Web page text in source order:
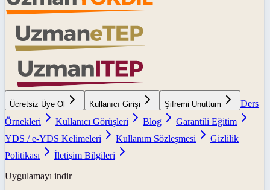
Ücretsiz Üye Ol Kullanıcı Girişi Şifremi Unuttum
Ders
Örnekleri
Kullanıcı Görüşleri Blog
Garantili Eğitim
YDS / e-YDS Kelimeleri
Kullanım Sözleşmesi
Gizlilik
Politikası
İletişim Bilgileri
Uygulamayı indir